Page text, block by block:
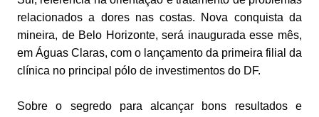
relacionados a dores nas costas. Nova conquista da
mineira, de Belo Horizonte, será inaugurada esse mês,
em Águas Claras, com o lançamento da primeira filial da
clínica no principal pólo de investimentos do DF.
Sobre o segredo para alcançar bons resultados e